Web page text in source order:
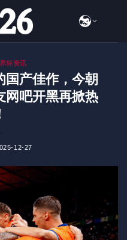
杯资讯
国产佳作，今朝
网吧开黑再掀热
12-27